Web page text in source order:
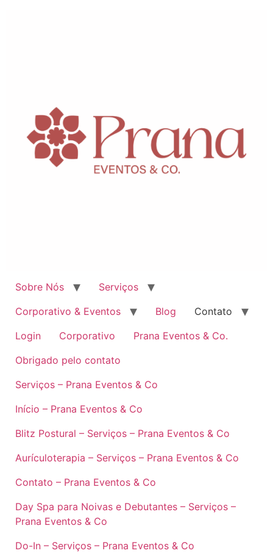
Sobre Nós
Serviços
Corporativo & Eventos
Blog
Contato
Login
Corporativo
Prana Eventos & Co.
Obrigado pelo contato
Serviços – Prana Eventos & Co
Início – Prana Eventos & Co
Blitz Postural – Serviços – Prana Eventos & Co
Aurículoterapia – Serviços – Prana Eventos & Co
Contato – Prana Eventos & Co
Day Spa para Noivas e Debutantes – Serviços –
Prana Eventos & Co
Do-In – Serviços – Prana Eventos & Co